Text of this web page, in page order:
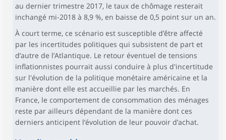
au dernier trimestre 2017, le taux de chômage resterait
inchangé mi-2018 à 8,9 %, en baisse de 0,5 point sur un an.
À court terme, ce scénario est susceptible d’être affecté
par les incertitudes politiques qui subsistent de part et
d’autre de l’Atlantique. Le retour éventuel de tensions
inflationnistes pourrait aussi conduire à plus d'incertitude
sur l'évolution de la politique monétaire américaine et la
manière dont elle est accueillie par les marchés. En
France, le comportement de consommation des ménages
reste par ailleurs dépendant de la manière dont ces
derniers anticipent l’évolution de leur pouvoir d’achat.